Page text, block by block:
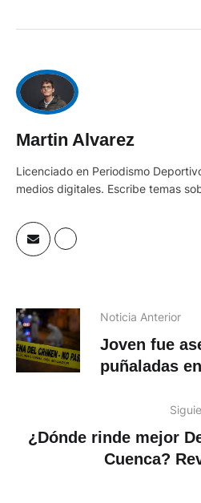
Martin Alvarez
Licenciado en Periodismo
medios digitales. Escribe temas
Noticia Anterior
Joven fue
puñaladas
¿Dónde rinde mejor
Cuenca?